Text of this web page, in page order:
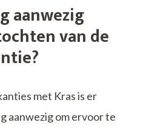
aanwezig
van de
met Kras is er
aanwezig om ervoor te